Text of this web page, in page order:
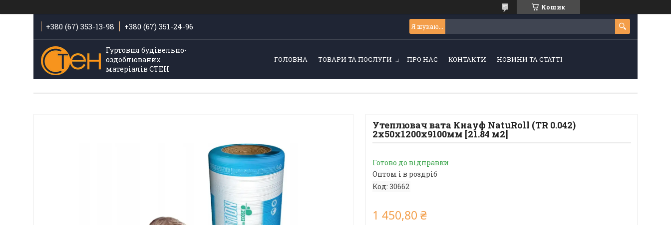
Кошик
+380 (67) 353-13-98 +380 (67) 351-24-96
Гуртовня будівельно-
оздоблюваних
матеріалів СТЕН
ГОЛОВНА ТОВАРИ ТА ПОСЛУГИ ПРО НАС КОНТАКТИ НОВИНИ ТА СТАТТІ
Утеплювач вата Кнауф NatuRoll (TR 0.042)
2х50х1200х9100мм [21.84 м2]
Готово до відправки
Оптом і в роздріб
Код: 30662
1 450,80 ₴